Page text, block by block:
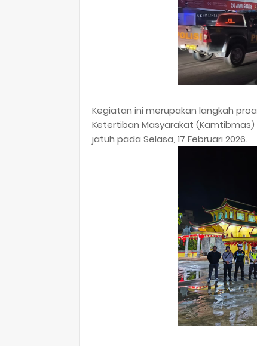
​Kegiatan ini merupakan langkah
Ketertiban Masyarakat
jatuh pada Selasa, 17 Februari 2026.